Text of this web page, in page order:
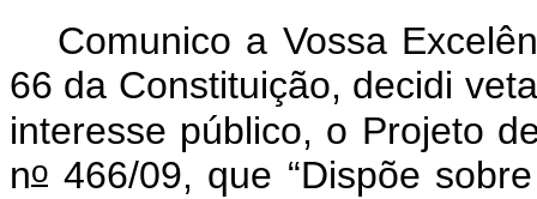
Comunico a Vossa
66 da Constituição, decidi
interesse público, o Projeto
no 466/09, que “Dispõe